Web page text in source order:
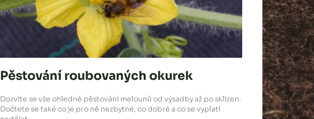
Pěstování roubovaných okurek
Dozvíte se vše ohledně pěstování melounů od výsadby až po sklizen.
Dočtete se také co je pro ně nezbytné, co dobré a co se vyplatí